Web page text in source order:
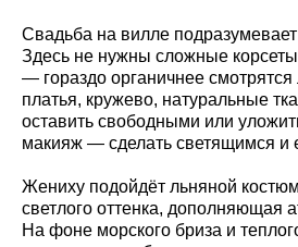
Свадьба на вилле подразумевает
Здесь не нужны сложные
— гораздо органичнее смотрятся
платья, кружево, натуральные
оставить свободными или
макияж — сделать светящимся и
Жениху подойдёт льняной
светлого оттенка, дополняющая
На фоне морского бриза и